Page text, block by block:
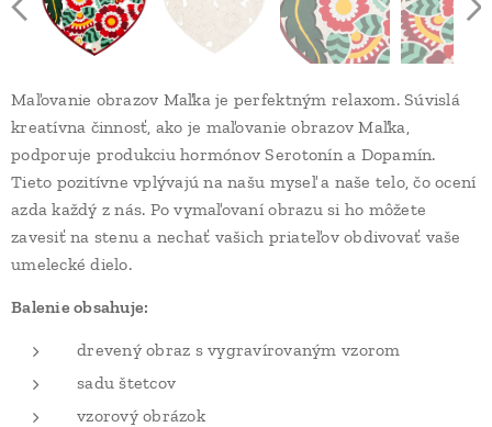
Maľovanie obrazov Maľka je perfektným relaxom. Súvislá
kreatívna činnosť, ako je maľovanie obrazov Maľka,
podporuje produkciu hormónov Serotonín a Dopamín.
Tieto pozitívne vplývajú na našu myseľ a naše telo, čo ocení
azda každý z nás. Po vymaľovaní obrazu si ho môžete
zavesiť na stenu a nechať vašich priateľov obdivovať vaše
umelecké dielo.
Balenie obsahuje:
drevený obraz s vygravírovaným vzorom
sadu štetcov
vzorový obrázok